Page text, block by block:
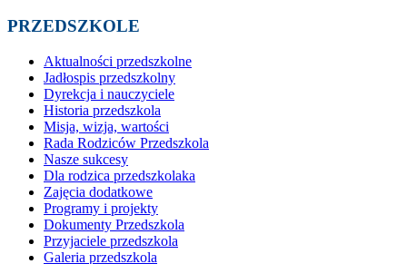
PRZEDSZKOLE
Aktualności przedszkolne
Jadłospis przedszkolny
Dyrekcja i nauczyciele
Historia przedszkola
Misja, wizja, wartości
Rada Rodziców Przedszkola
Nasze sukcesy
Dla rodzica przedszkolaka
Zajęcia dodatkowe
Programy i projekty
Dokumenty Przedszkola
Przyjaciele przedszkola
Galeria przedszkola